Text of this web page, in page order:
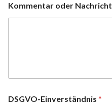
Kommentar oder Nachricht
DSGVO-Einverständnis *